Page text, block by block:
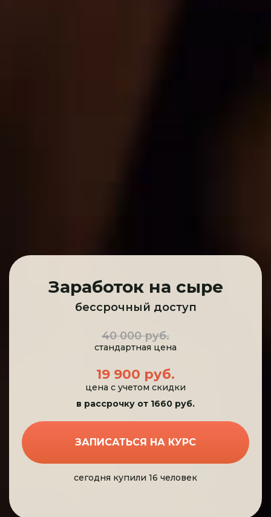
Заработок на сыре
бессрочный доступ
40 000 руб.
стандартная цена
19 900 руб.
цена с учетом скидки
в рассрочку от 1660 руб.
ЗАПИСАТЬСЯ НА КУРС
сегодня купили 16 человек